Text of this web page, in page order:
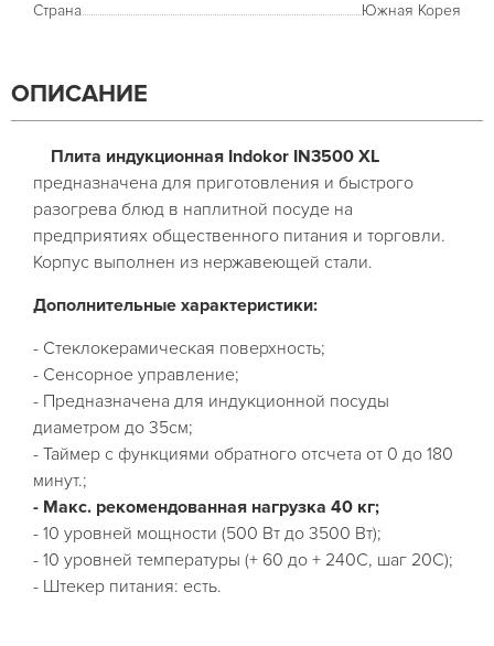
Страна
Южная Корея
ОПИСАНИЕ
Плита индукционная Indokor IN3500 XL
предназначена для приготовления и быстрого
разогрева блюд в наплитной посуде на
предприятиях общественного питания и торговли.
Корпус выполнен из нержавеющей стали.
Дополнительные характеристики:
- Стеклокерамическая поверхность;
- Сенсорное управление;
- Предназначена для индукционной посуды
диаметром до 35см;
- Таймер с функциями обратного отсчета от 0 до 180
минут.;
- Макс. рекомендованная нагрузка 40 кг;
- 10 уровней мощности (500 Вт до 3500 Вт);
- 10 уровней температуры (+ 60 до + 240С, шаг 20С);
- Штекер питания: есть.